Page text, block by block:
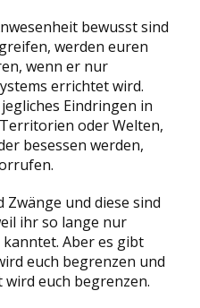
bewusst sind
werden euren
wenn er nur
errichtet wird.
Eindringen in
oder Welten,
besessen werden,
und diese sind
ihr so lange nur
Aber es gibt
euch begrenzen und
euch begrenzen.